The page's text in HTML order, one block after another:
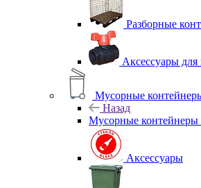
Разборные
Аксессуары для
Мусорные
Назад
Мусорные
Аксессуары